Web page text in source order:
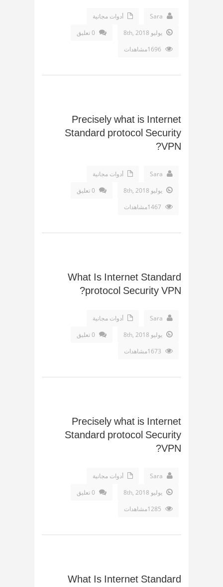
Sara
أدوات مجانية
يوليو 8th, 2018
0 تعليق
Precisely what is Internet
Standard protocol Security
VPN?
Sara
أدوات مجانية
يوليو 8th, 2018
0 تعليق
What Is Internet Standard
protocol Security VPN?
Sara
أدوات مجانية
يوليو 8th, 2018
0 تعليق
Precisely what is Internet
Standard protocol Security
VPN?
Sara
أدوات مجانية
يوليو 8th, 2018
0 تعليق
What Is Internet Standard